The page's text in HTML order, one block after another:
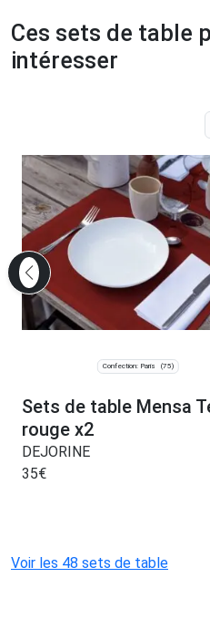
Ces sets de table
intéresser
Confection: Paris (75)
Sets de table Mensa
rouge x2
DEJORINE
35€
Voir les 48 sets de table